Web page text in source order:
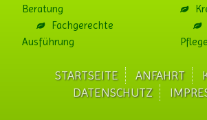
Beratung
Fachgerechte
Ausführung
Pflege
STARTSEITE ANFAHRT
DATENSCHUTZ